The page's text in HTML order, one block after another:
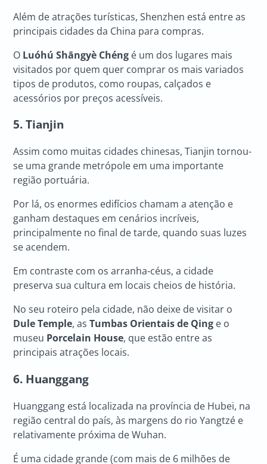
Além de atrações turísticas, Shenzhen está entre as
principais cidades da China para compras.
O Luóhú Shāngyè Chéng é um dos lugares mais
visitados por quem quer comprar os mais variados
tipos de produtos, como roupas, calçados e
acessórios por preços acessíveis.
5. Tianjin
Assim como muitas cidades chinesas, Tianjin tornou-
se uma grande metrópole em uma importante
região portuária.
Por lá, os enormes edifícios chamam a atenção e
ganham destaques em cenários incríveis,
principalmente no final de tarde, quando suas luzes
se acendem.
Em contraste com os arranha-céus, a cidade
preserva sua cultura em locais cheios de história.
No seu roteiro pela cidade, não deixe de visitar o
Dule Temple, asTumbas Orientais de Qing e o
museu Porcelain House, que estão entre as
principais atrações locais.
6. Huanggang
Huanggang está localizada na província de Hubei, na
região central do país, às margens do rio Yangtzé e
relativamente próxima de Wuhan.
É uma cidade grande (com mais de 6 milhões de